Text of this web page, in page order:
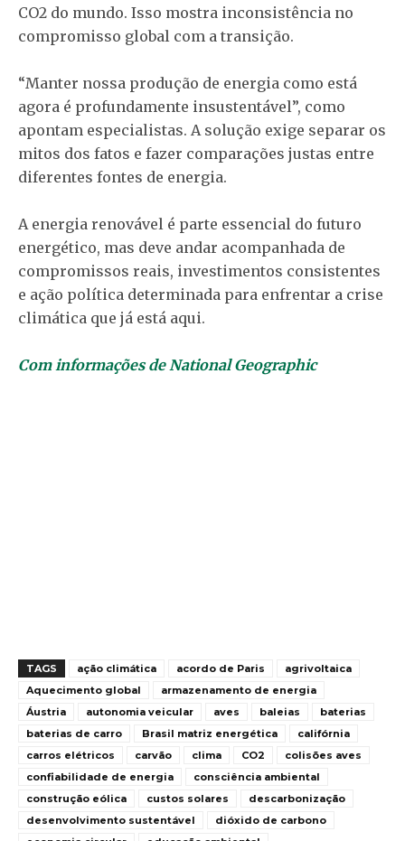
CO2 do mundo. Isso mostra inconsistência no
compromisso global com a transição.
“Manter nossa produção de energia como está
agora é profundamente insustentável”, como
apontam especialistas. A solução exige separar os
mitos dos fatos e fazer comparações justas entre
diferentes fontes de energia.
A energia renovável é parte essencial do futuro
energético, mas deve andar acompanhada de
compromissos reais, investimentos consistentes
e ação política determinada para enfrentar a crise
climática que já está aqui.
Com informações de National Geographic
TAGS ação climática acordo de Paris
agrivoltaica
Aquecimento global
armazenamento de energia
Áustria
autonomia veicular aves baleias
baterias
baterias de carro
Brasil matriz energética
califórnia
carros elétricos
carvão clima CO2
colisões aves
confiabilidade de energia
consciência ambiental
construção eólica
custos solares
descarbonização
desenvolvimento sustentável
dióxido de carbono